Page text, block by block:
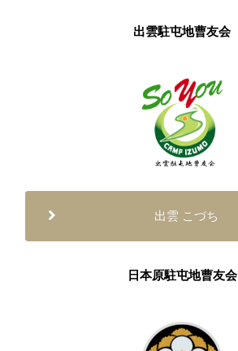
出雲駐屯地曹友会
出雲 こづち
日本原駐屯地曹友会